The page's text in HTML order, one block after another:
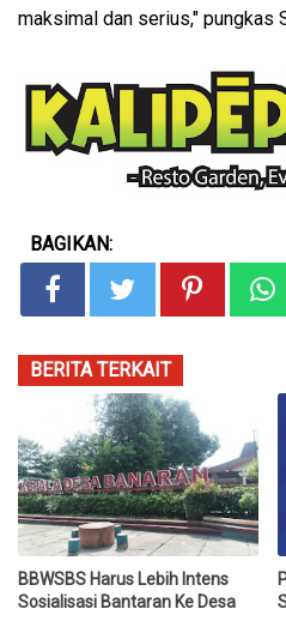
maksimal dan serius," pungkas
BAGIKAN:
BERITA TERKAIT
BBWSBS Harus Lebih Intens
Sosialisasi Bantaran Ke Desa